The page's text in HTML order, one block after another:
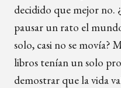
decidido que mejor no.
pausar un rato el
solo, casi no se movía?
libros tenían un solo
demostrar que la vida